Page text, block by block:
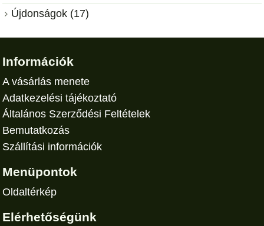
Újdonságok (17)
Információk
A vásárlás menete
Adatkezelési tájékoztató
Általános Szerződési Feltételek
Bemutatkozás
Szállítási információk
Menüpontok
Oldaltérkép
Elérhetőségünk